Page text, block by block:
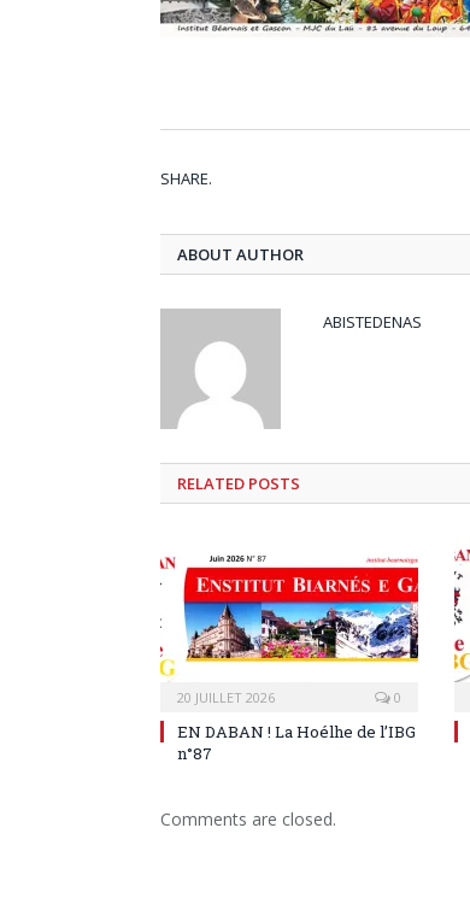
SHARE.
ABOUT AUTHOR
ABISTEDENAS
RELATED POSTS
20 JUILLET 2026 0
EN DABAN ! La Hoélhe de l’IBG
n°87
Comments are closed.